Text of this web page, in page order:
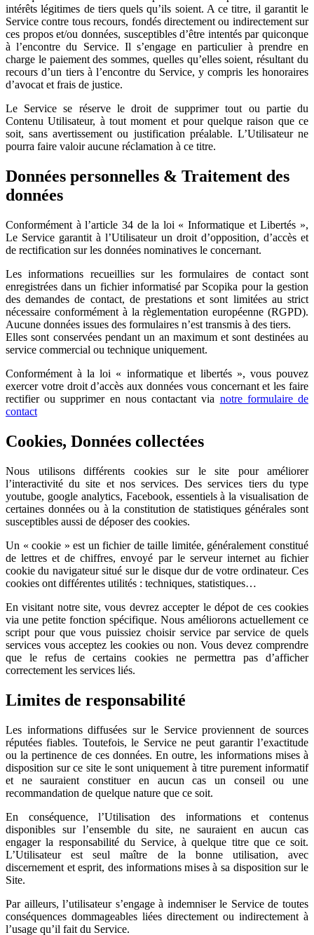
intérêts légitimes de tiers quels qu’ils soient. A ce titre, il garantit le
Service contre tous recours, fondés directement ou indirectement sur
ces propos et/ou données, susceptibles d’être intentés par quiconque
à l’encontre du Service. Il s’engage en particulier à prendre en
charge le paiement des sommes, quelles qu’elles soient, résultant du
recours d’un tiers à l’encontre du Service, y compris les honoraires
d’avocat et frais de justice.
Le Service se réserve le droit de supprimer tout ou partie du
Contenu Utilisateur, à tout moment et pour quelque raison que ce
soit, sans avertissement ou justification préalable. L’Utilisateur ne
pourra faire valoir aucune réclamation à ce titre.
Données personnelles & Traitement des
données
Conformément à l’article 34 de la loi « Informatique et Libertés »,
Le Service garantit à l’Utilisateur un droit d’opposition, d’accès et
de rectification sur les données nominatives le concernant.
Les informations recueillies sur les formulaires de contact sont
enregistrées dans un fichier informatisé par Scopika pour la gestion
des demandes de contact, de prestations et sont limitées au strict
nécessaire conformément à la règlementation européenne (RGPD).
Aucune données issues des formulaires n’est transmis à des tiers.
Elles sont conservées pendant un an maximum et sont destinées au
service commercial ou technique uniquement.
Conformément à la loi « informatique et libertés », vous pouvez
exercer votre droit d’accès aux données vous concernant et les faire
rectifier ou supprimer en nous contactant via notre formulaire de
contact
Cookies, Données collectées
Nous utilisons différents cookies sur le site pour améliorer
l’interactivité du site et nos services. Des services tiers du type
youtube, google analytics, Facebook, essentiels à la visualisation de
certaines données ou à la constitution de statistiques générales sont
susceptibles aussi de déposer des cookies.
Un « cookie » est un fichier de taille limitée, généralement constitué
de lettres et de chiffres, envoyé par le serveur internet au fichier
cookie du navigateur situé sur le disque dur de votre ordinateur. Ces
cookies ont différentes utilités : techniques, statistiques…
En visitant notre site, vous devrez accepter le dépot de ces cookies
via une petite fonction spécifique. Nous améliorons actuellement ce
script pour que vous puissiez choisir service par service de quels
services vous acceptez les cookies ou non. Vous devez comprendre
que le refus de certains cookies ne permettra pas d’afficher
correctement les services liés.
Limites de responsabilité
Les informations diffusées sur le Service proviennent de sources
réputées fiables. Toutefois, le Service ne peut garantir l’exactitude
ou la pertinence de ces données. En outre, les informations mises à
disposition sur ce site le sont uniquement à titre purement informatif
et ne sauraient constituer en aucun cas un conseil ou une
recommandation de quelque nature que ce soit.
En conséquence, l’Utilisation des informations et contenus
disponibles sur l’ensemble du site, ne sauraient en aucun cas
engager la responsabilité du Service, à quelque titre que ce soit.
L’Utilisateur est seul maître de la bonne utilisation, avec
discernement et esprit, des informations mises à sa disposition sur le
Site.
Par ailleurs, l’utilisateur s’engage à indemniser le Service de toutes
conséquences dommageables liées directement ou indirectement à
l’usage qu’il fait du Service.